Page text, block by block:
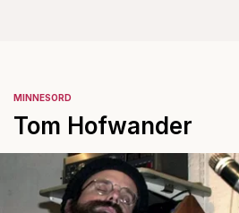
MINNESORD
Tom Hofwander